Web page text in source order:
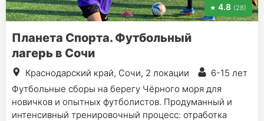
4.8 (28)
Планета Спорта. Футбольный
лагерь в Сочи
Краснодарский край, Сочи, 2 локации
6-15 лет
Футбольные сборы на берегу Чёрного моря для
новичков и опытных футболистов. Продуманный и
интенсивный тренировочный процесс: отработка